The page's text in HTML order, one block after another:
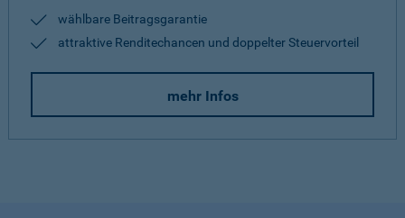
wählbare Beitragsgarantie
attraktive Renditechancen und doppelter Steuervorteil
mehr Infos